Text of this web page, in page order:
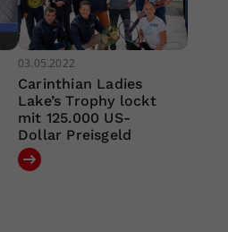
03.05.2022
Carinthian Ladies
Lake’s Trophy lockt
mit 125.000 US-
Dollar Preisgeld